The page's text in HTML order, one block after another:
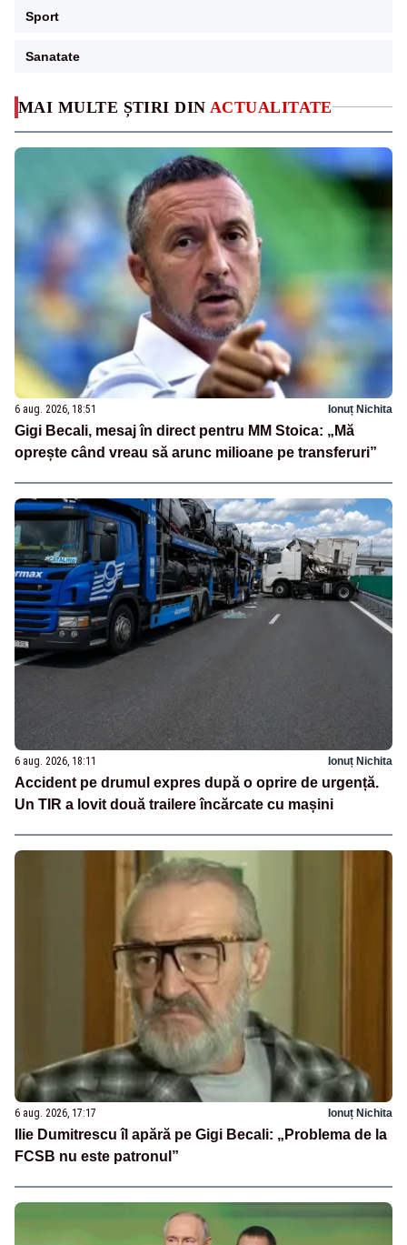
MAI MULTE ȘTIRI DIN ACTUALITATE
6 aug. 2026, 18:51 Ionuț Nichita
Gigi Becali, mesaj în direct pentru MM Stoica: „Mă
oprește când vreau să arunc milioane pe transferuri”
6 aug. 2026, 18:11 Ionuț Nichita
Accident pe drumul expres după o oprire de urgență.
Un TIR a lovit două trailere încărcate cu mașini
6 aug. 2026, 17:17 Ionuț Nichita
Ilie Dumitrescu îl apără pe Gigi Becali: „Problema de la
FCSB nu este patronul”
Sport
Sanatate